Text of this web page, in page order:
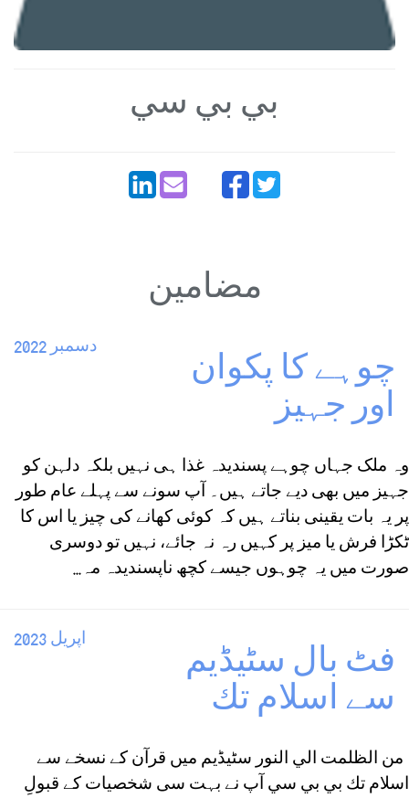
بي بي سي
مضامین
دسمبر 2022
چوہے كا پكوان
اور جہيز
وہ ملک جہاں چوہے پسندیدہ غذا ہی نہیں بلکہ دلہن کو
جہیز میں بھی دیے جاتے ہیں۔ آپ سونے سے پہلے عام طور
پر یہ بات یقینی بناتے ہیں کہ کوئی کھانے کی چیز یا اس کا
ٹکڑا فرش یا میز پر کہیں رہ نہ جائے، نہیں تو دوسری
صورت میں یہ چوہوں جیسے کچھ ناپسندیدہ مہ...
اپريل 2023
فٹ بال سٹيڈيم
سے اسلام تك
من الظلمت الي النور سٹيڈيم ميں قرآن كے نسخے سے
اسلام تك بي بي سي آپ نے بہت سی شخصیات کے قبولِ